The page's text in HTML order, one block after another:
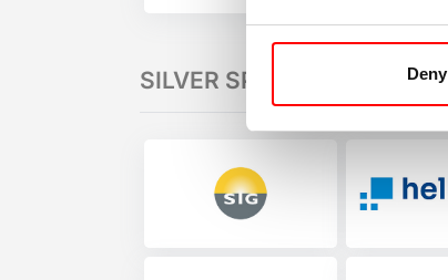
Deny
SILVER SPONSORS